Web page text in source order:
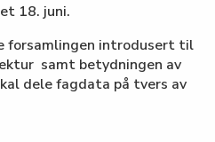
18. juni.
forsamlingen introdusert til
samt betydningen av
dele fagdata på tvers av